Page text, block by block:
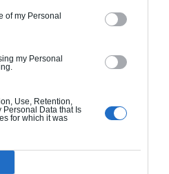
of my Personal
my Personal
Use, Retention,
Personal Data that Is
for which it was
optimiser votre projet et vous
ÇA MARCHE ?